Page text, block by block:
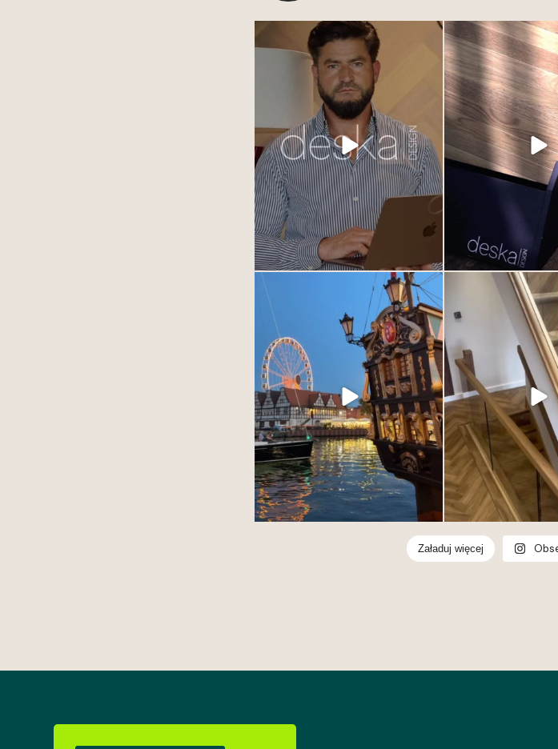
Blisko 15 lat wspólnej pracy, pasji i
zaangażowania. ❤️
To właśnie dzięki Wam możemy każdego
dnia tworzyć wnętrza, które spełniają
marzenia i odpowiadają na Wasze
potrzeby.
Dziękujemy za zaufanie, którym
obdarzacie nas od tylu lat.
To dla nas największa motywacja, by
każdego dnia...
13 1
Nie tworzymy tylko
przestrzenie, do
wracać.
Każdy projekt to
estetyki i dbałości o
Wierzymy, że to
największą
Jeśli szukasz
premium do
3
Najpiękniejsze miasto w Polsce to?
0
Podłoga winylowa
szlachetnie. Zależy to
produktu ale przede
ułożonego
77
Załaduj więcej